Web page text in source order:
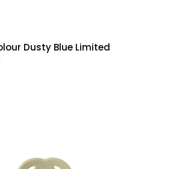
Dusty Blue Limited